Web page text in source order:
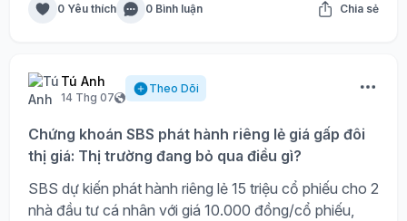
0 Yêu thích 0 Bình luận Chia sẻ
Tú Anh
14 Thg 07
Theo Dõi
Chứng khoán SBS phát hành riêng lẻ giá gấp đôi
thị giá: Thị trường đang bỏ qua điều gì?
SBS dự kiến phát hành riêng lẻ 15 triệu cổ phiếu cho 2
nhà đầu tư cá nhân với giá 10.000 đồng/cổ phiếu,